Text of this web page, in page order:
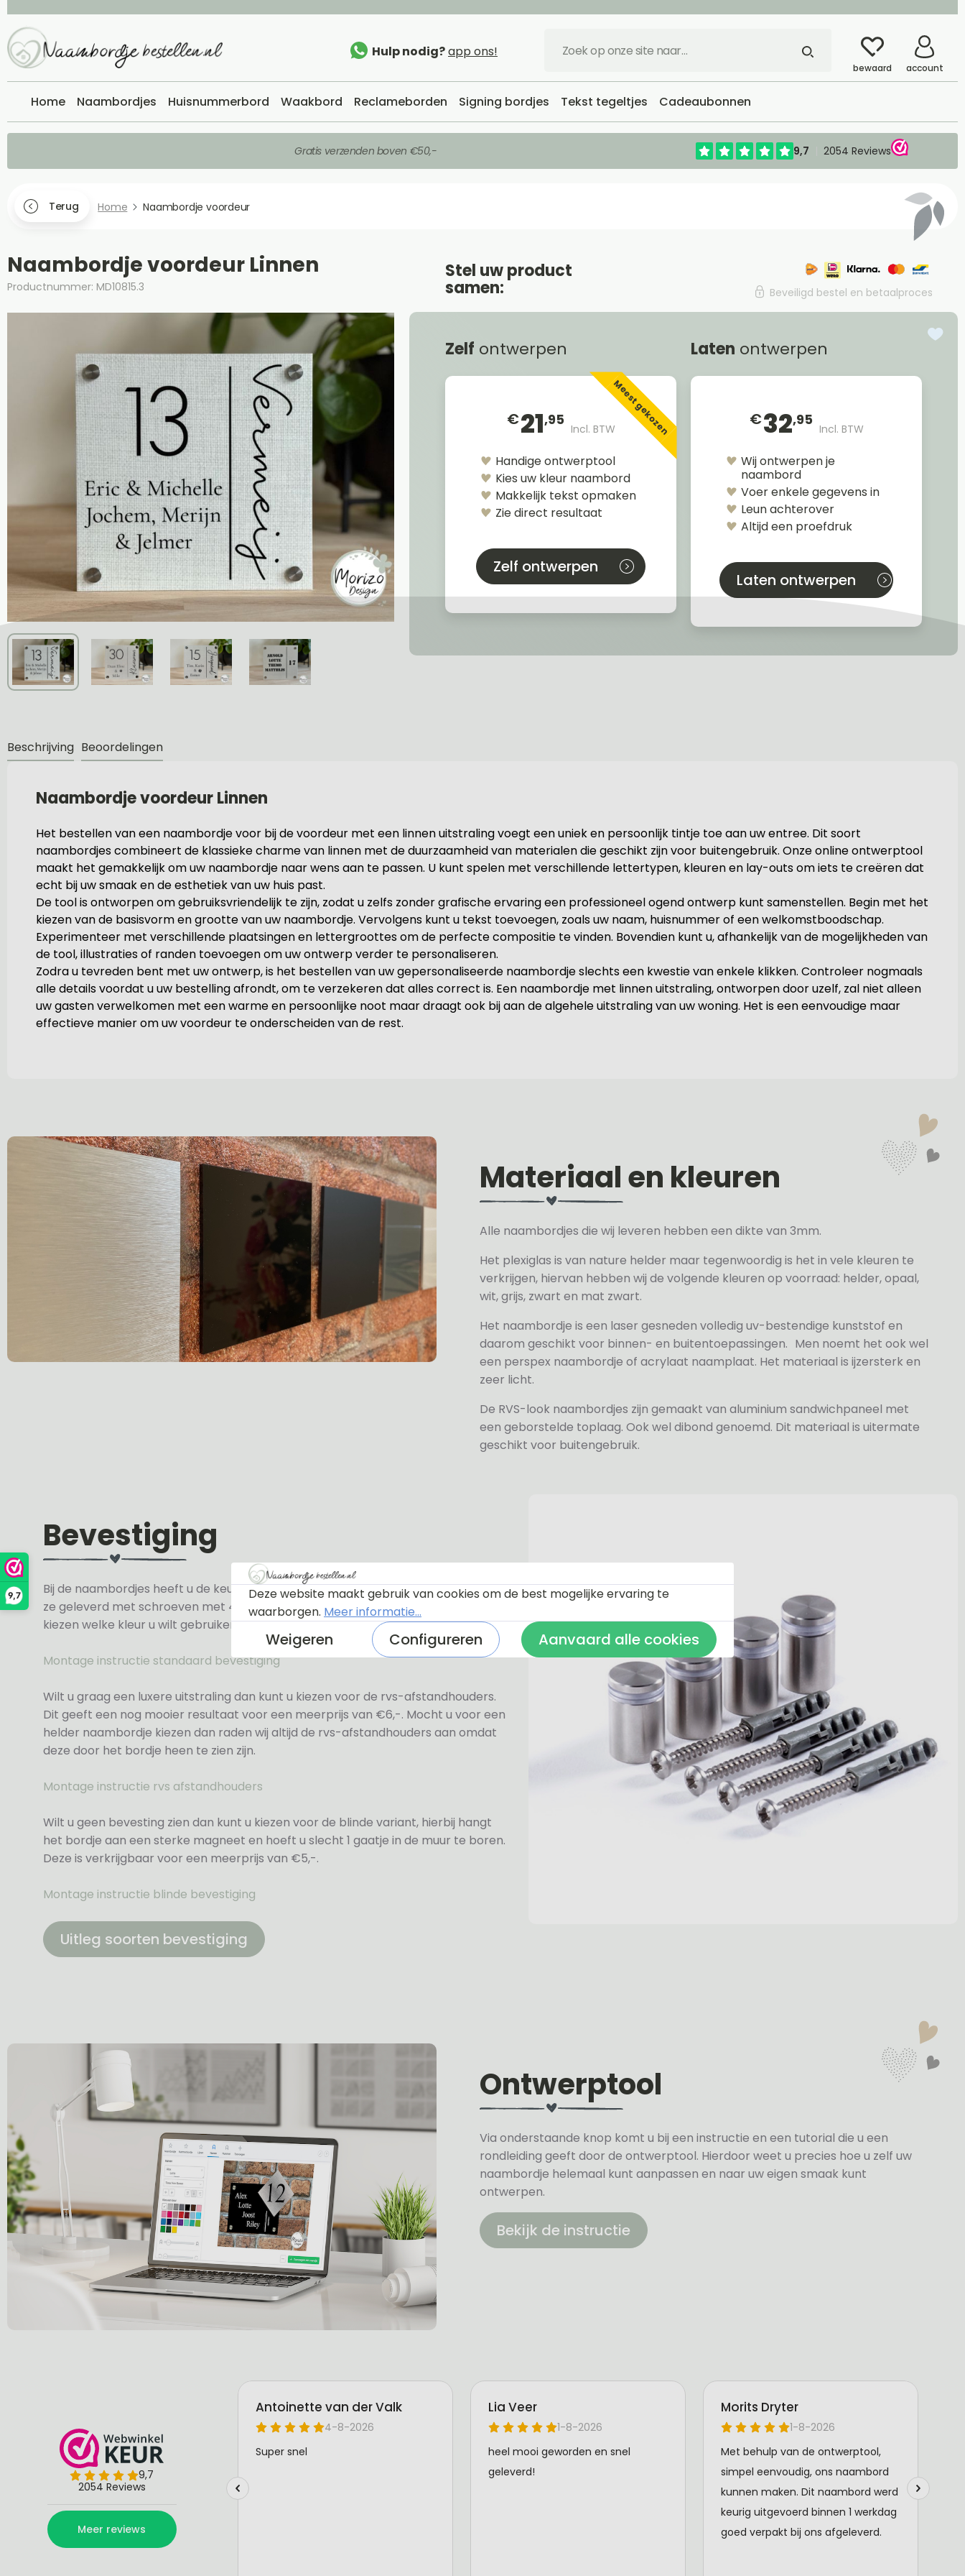
9,7
Hulp nodig?app ons!
bewaard account
Home Naambordjes Huisnummerbord Waakbord Reclameborden Signing bordjes Tekst tegeltjes Cadeaubonnen
Gratis verzenden boven €50,-
Terug Home Naambordje voordeur
Naambordje voordeur Linnen
Productnummer: MD10815.3
Stel uw product
samen: Beveiligd bestel en betaalproces
Zelf ontwerpen
€21,95
Incl. BTWMeest gekozen
Handige ontwerptool
Kies uw kleur naambord
Makkelijk tekst opmaken
Zie direct resultaat
Zelf ontwerpen
Laten ontwerpen
€32,95
Incl. BTW
Wij ontwerpen je
naambord
Voer enkele gegevens in
Leun achterover
Altijd een proefdruk
Laten ontwerpen
Beschrijving Beoordelingen
Naambordje voordeur Linnen
Het bestellen van een naambordje voor bij de voordeur met een linnen uitstraling voegt een uniek en persoonlijk tintje toe aan uw entree. Dit soort
naambordjes combineert de klassieke charme van linnen met de duurzaamheid van materialen die geschikt zijn voor buitengebruik. Onze online ontwerptool
maakt het gemakkelijk om uw naambordje naar wens aan te passen. U kunt spelen met verschillende lettertypen, kleuren en lay-outs om iets te creëren dat
echt bij uw smaak en de esthetiek van uw huis past.
De tool is ontworpen om gebruiksvriendelijk te zijn, zodat u zelfs zonder grafische ervaring een professioneel ogend ontwerp kunt samenstellen. Begin met het
kiezen van de basisvorm en grootte van uw naambordje. Vervolgens kunt u tekst toevoegen, zoals uw naam, huisnummer of een welkomstboodschap.
Experimenteer met verschillende plaatsingen en lettergroottes om de perfecte compositie te vinden. Bovendien kunt u, afhankelijk van de mogelijkheden van
de tool, illustraties of randen toevoegen om uw ontwerp verder te personaliseren.
Zodra u tevreden bent met uw ontwerp, is het bestellen van uw gepersonaliseerde naambordje slechts een kwestie van enkele klikken. Controleer nogmaals
alle details voordat u uw bestelling afrondt, om te verzekeren dat alles correct is. Een naambordje met linnen uitstraling, ontworpen door uzelf, zal niet alleen
uw gasten verwelkomen met een warme en persoonlijke noot maar draagt ook bij aan de algehele uitstraling van uw woning. Het is een eenvoudige maar
effectieve manier om uw voordeur te onderscheiden van de rest.
Materiaal en kleuren
Alle naambordjes die wij leveren hebben een dikte van 3mm.
Het plexiglas is van nature helder maar tegenwoordig is het in vele kleuren te
verkrijgen, hiervan hebben wij de volgende kleuren op voorraad: helder, opaal,
wit, grijs, zwart en mat zwart.
Het naambordje is een laser gesneden volledig uv-bestendige kunststof en
daarom geschikt voor binnen- en buitentoepassingen. Men noemt het ook wel
een perspex naambordje of acrylaat naamplaat. Het materiaal is ijzersterk en
zeer licht.
De RVS-look naambordjes zijn gemaakt van aluminium sandwichpaneel met
een geborstelde toplaag. Ook wel dibond genoemd. Dit materiaal is uitermate
geschikt voor buitengebruik.
Bevestiging
Bij de naambordjes heeft u de keuze uit 3 soorten bevestiging. Standaard worden
ze geleverd met schroeven met 4 zwarte en 4 witte afdekdopjes zodat u zelf kunt
kiezen welke kleur u wilt gebruiken.
Montage instructie standaard bevestiging
Wilt u graag een luxere uitstraling dan kunt u kiezen voor de rvs-afstandhouders.
Dit geeft een nog mooier resultaat voor een meerprijs van €6,-. Mocht u voor een
helder naambordje kiezen dan raden wij altijd de rvs-afstandhouders aan omdat
deze door het bordje heen te zien zijn.
Montage instructie rvs afstandhouders
Wilt u geen bevesting zien dan kunt u kiezen voor de blinde variant, hierbij hangt
het bordje aan een sterke magneet en hoeft u slecht 1 gaatje in de muur te boren.
Deze is verkrijgbaar voor een meerprijs van €5,-.
Montage instructie blinde bevestiging
Uitleg soorten bevestiging
Ontwerptool
Via onderstaande knop komt u bij een instructie en een tutorial die u een
rondleiding geeft door de ontwerptool. Hierdoor weet u precies hoe u zelf uw
naambordje helemaal kunt aanpassen en naar uw eigen smaak kunt
ontwerpen.
Bekijk de instructie
Deze website maakt gebruik van cookies om de best mogelijke ervaring te
waarborgen. Meer informatie...
Weigeren Configureren Aanvaard alle cookies